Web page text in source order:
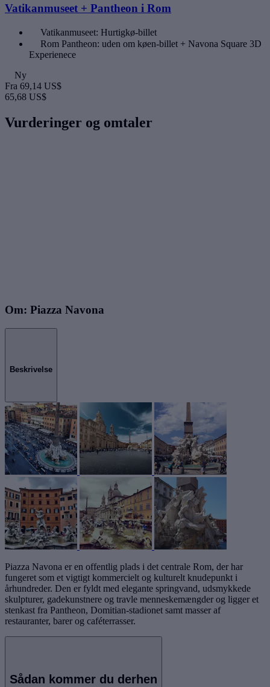
Vatikanmuseet + Pantheon i Rom
Vatikanmuseet: Hurtigkø-billet
Rom Pantheon: uden om køen-billet + Navona Square 3D
Experienece
Ny
Fra 69,14 US$
65,68 US$
Vurderinger og omtaler
Om: Piazza Navona
Beskrivelse
Piazza Navona er en offentlig plads i det centrale Rom, der har
fungeret som et vigtigt kommercielt og kulturelt knudepunkt i
århundreder. Den er fyldt med elegante springvand, udsmykkede
skulpturer, gadekunstnere og travle menneskemængder og ligger et
stenkast fra Pantheon, Domitian-stadionet samt masser af
restauranter, barer og caféterrasser.
Sådan kommer du derhen